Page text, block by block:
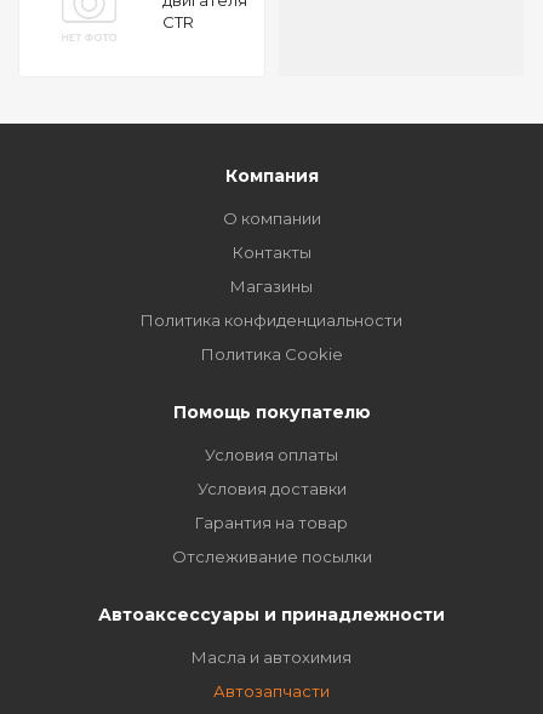
CTR
Компания
О компании
Контакты
Магазины
Политика конфиденциальности
Политика Cookie
Помощь покупателю
Условия оплаты
Условия доставки
Гарантия на товар
Отслеживание посылки
Автоаксессуары и принадлежности
Масла и автохимия
Автозапчасти